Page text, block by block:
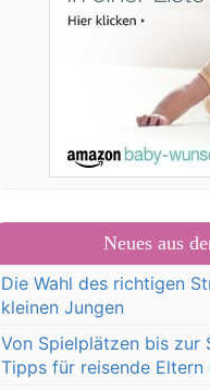
Neues aus
Die Wahl des richtigen
kleinen Jungen
Von Spielplätzen bis zur
Tipps für reisende Eltern